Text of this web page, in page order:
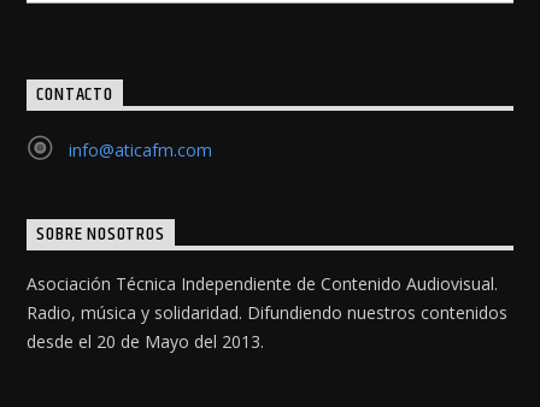
CONTACTO
info@aticafm.com
SOBRE NOSOTROS
Asociación Técnica Independiente de Contenido Audiovisual.
Radio, música y solidaridad. Difundiendo nuestros contenidos
desde el 20 de Mayo del 2013.